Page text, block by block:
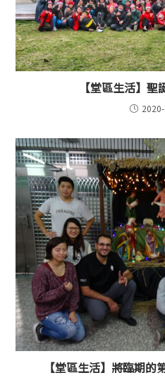
【堂區生活】
【堂區生活】將臨期